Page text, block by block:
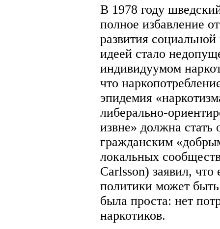
В 1978 году
полное избавление
развития
идеей стало
индивидуумом
что
эпидемия
либерально-
извне» должна стать
гражданским
локальных
Carlsson) заявил,
политики может
была проста: нет
наркотиков.